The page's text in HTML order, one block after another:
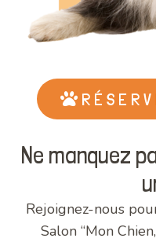
Ne manquez
Rejoignez-nous
Salon “Mon